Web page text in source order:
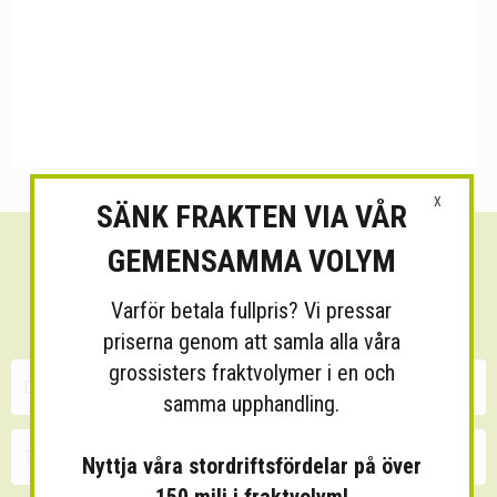
Sänk dina fraktkostnader!
30 minuters kostnadsfri konsultation
X
SÄNK FRAKTEN VIA VÅR
GEMENSAMMA VOLYM
Varför betala fullpris? Vi pressar
priserna genom att samla alla våra
grossisters fraktvolymer i en och
samma upphandling.
Nyttja våra stordriftsfördelar på över